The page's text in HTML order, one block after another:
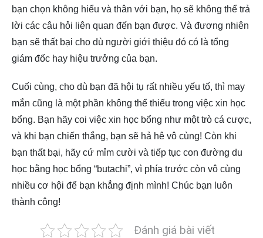
bạn chọn không hiểu và thân với bạn, họ sẽ không thể trả
lời các câu hỏi liên quan đến bạn được. Và đương nhiên
bạn sẽ thất bại cho dù người giới thiệu đó có là tổng
giám đốc hay hiệu trưởng của bạn.
Cuối cùng, cho dù bạn đã hội tụ rất nhiều yếu tố, thì may
mắn cũng là một phần không thể thiếu trong việc xin học
bổng. Bạn hãy coi việc xin học bổng như một trò cá cược,
và khi bạn chiến thắng, bạn sẽ hả hê vô cùng! Còn khi
bạn thất bại, hãy cứ mỉm cười và tiếp tục con đường du
học bằng học bổng “butachi”, vì phía trước còn vô cùng
nhiều cơ hội để bạn khẳng định mình! Chúc bạn luôn
thành công!
Đánh giá bài viết